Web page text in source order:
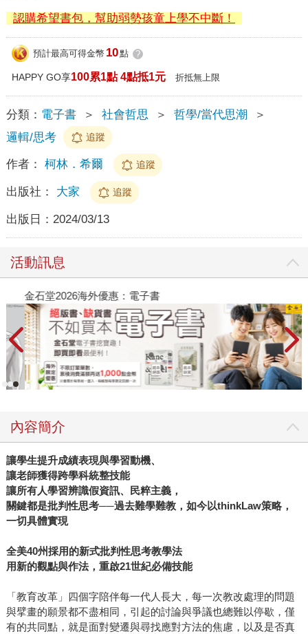
認購希望書包，幫助弱勢孩童上學不中斷！
預計最高可得金幣 10點 ?
HAPPY GO享100累1點 4點抵1元 折抵無上限
分類： 電子書 ＞ 社會哲思 ＞ 哲學/當代思潮
＞
邏輯/思考
追蹤
作者： 柯林．希爾 追蹤
出版社： 大家 追蹤
出版日： 2024/03/13
活動訊息
金石堂2026海外優惠：電子書
內容簡介
讓學生提升成績表現與學習動機、
讓老師獲得跨學科統整技能
讓所有人學習辨識假資訊、民粹主義，
關鍵都是批判性思考──過去難學難教，如今以thinkLaw策略，
一切具體實現
全美40州採用的新式批判性思考教學法
用新的觀點與作法，重啟21世紀必備技能
「教育改革」四個字陪伴每一代人長大，每一次教改處理的問題
與擘畫的願景都不盡相同，引起的討論與爭議也總難以停歇，僅
有的共同點，就是面對變遷與尋找應對方法的焦慮，以及是否真